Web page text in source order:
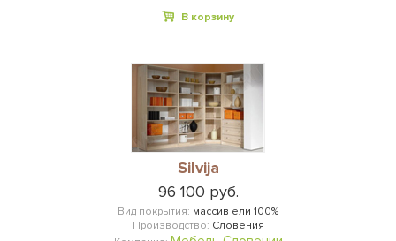
В корзину
Silvija
96 100 руб.
Вид покрытия: массив ели 100%
Производство: Словения